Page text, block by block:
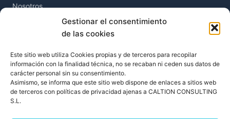
Gestionar el consentimiento
de las cookies
Este sitio web utiliza Cookies propias y de terceros para recopilar
información con la finalidad técnica, no se recaban ni ceden sus datos de
carácter personal sin su consentimiento.
Asimismo, se informa que este sitio web dispone de enlaces a sitios web
de terceros con políticas de privacidad ajenas a CALTION CONSULTING
S.L.
Nosotros
Contacto
LEGAL